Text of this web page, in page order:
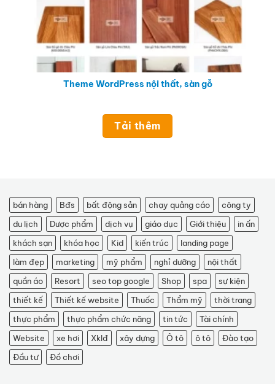
Theme WordPress nội thất, sàn gỗ
Tải thêm
bán hàng Bđs bất động sản chạy quảng cáo
công ty
du lịch
Dược phẩm dịch vụ giáo dục Giới thiệu
in ấn
khách sạn
khóa học Kid kiến trúc
landing page
làm đẹp
marketing mỹ phẩm nghỉ dưỡng
nội thất
quần áo
Resort seo top google Shop spa
sự kiện
thiết kế
Thiết kế website Thuốc Thẩm mỹ
thời trang
thực phẩm
thực phẩm chức năng tin tức
Tài chính
Website
xe hơi Xklđ xây dựng Ô tô ô tô
Đào tạo
Đầu tư
Đồ chơi